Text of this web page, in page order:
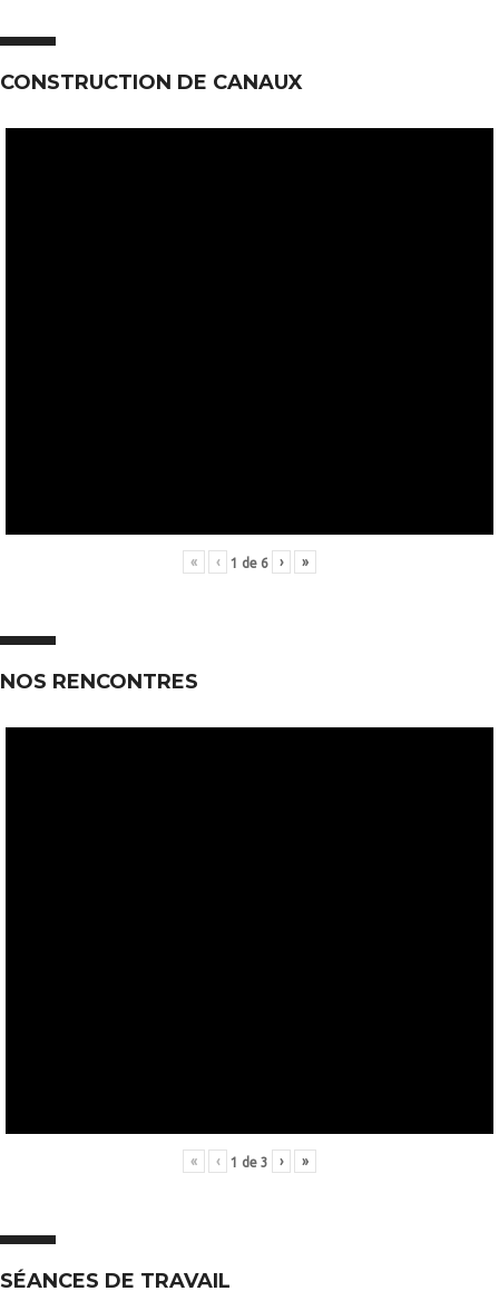
CONSTRUCTION DE CANAUX
« ‹ 1 de 6 › »
NOS RENCONTRES
« ‹ 1 de 3 › »
SÉANCES DE TRAVAIL